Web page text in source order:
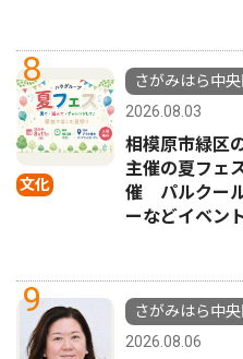
8
文化
さがみはら中
2026.08.03
相模原市緑区
主催の夏フェ
催 パルクー
ーなどイベン
9
さがみはら中
2026.08.06